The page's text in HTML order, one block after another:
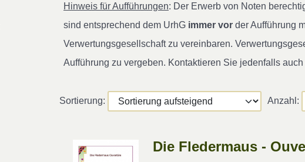
Hinweis für Aufführungen: Der Erwerb von Noten
sind entsprechend dem UrhG immer vor der Aufführung
Verwertungsgesellschaft zu vereinbaren.
Aufführung zu vergeben. Kontaktieren Sie jedenfalls
Sortierung: Anzahl:
Die Fledermaus -